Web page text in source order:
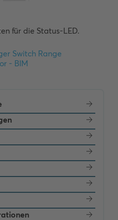
für die Status-LED.